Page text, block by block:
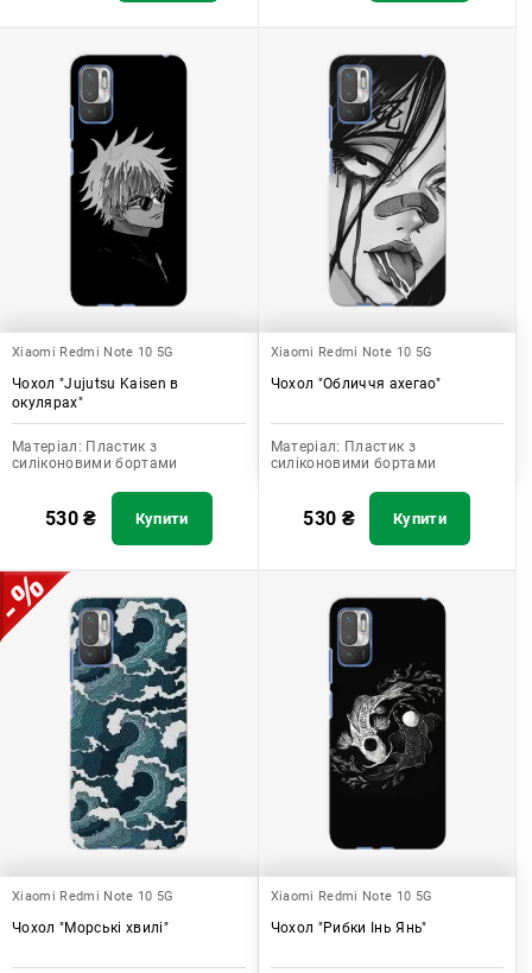
Xiaomi Redmi Note 10 5G
Чохол "Jujutsu Kaisen в
окулярах"
Матеріал: Пластик з
силіконовими бортами
530₴ Купити
Xiaomi Redmi Note 10 5G
Чохол "Обличчя ахегао"
Матеріал: Пластик з
силіконовими бортами
530 ₴ Купити
Xiaomi Redmi Note 10 5G
Чохол "Морські хвилі"
Xiaomi Redmi Note 10 5G
Чохол "Рибки Інь Янь"